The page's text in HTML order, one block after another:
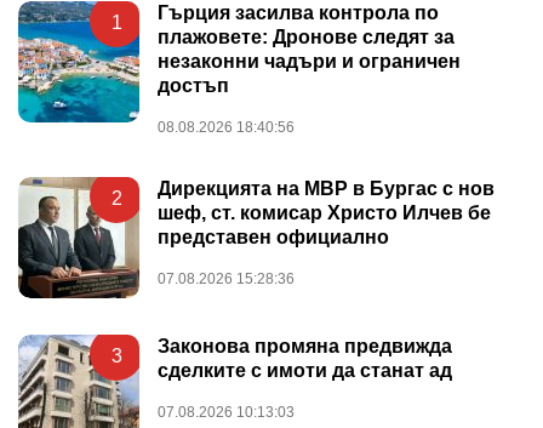
1
Гърция засилва контрола по
плажовете: Дронове следят за
незаконни чадъри и ограничен
достъп
08.08.2026 18:40:56
2
Дирекцията на МВР в Бургас с нов
шеф, ст. комисар Христо Илчев бе
представен официално
07.08.2026 15:28:36
3
Законова промяна предвижда
сделките с имоти да станат ад
07.08.2026 10:13:03